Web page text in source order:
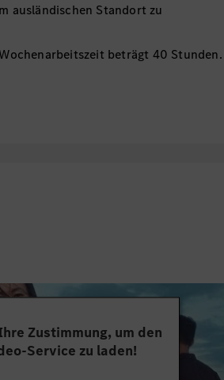
ausländischen Standort zu
beträgt 40 Stunden.
Dokumente, Dateibezeichnung max. 20
max. 6 MB Wir freuen uns
schwerbehinderter und ihnen
Zustimmung, um den
Service zu laden!